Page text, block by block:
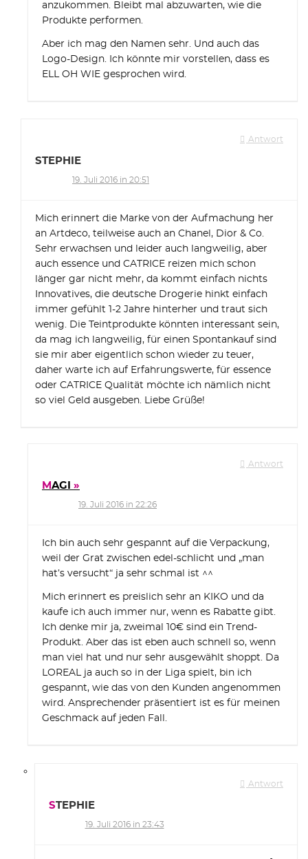
anzukommen. Bleibt mal abzuwarten, wie die
Produkte performen.
Aber ich mag den Namen sehr. Und auch das
Logo-Design. Ich könnte mir vorstellen, dass es
ELL OH WIE gesprochen wird.
Antwort
STEPHIE
19. Juli 2016 in 20:51
Mich erinnert die Marke von der Aufmachung her
an Artdeco, teilweise auch an Chanel, Dior & Co.
Sehr erwachsen und leider auch langweilig, aber
auch essence und CATRICE reizen mich schon
länger gar nicht mehr, da kommt einfach nichts
Innovatives, die deutsche Drogerie hinkt einfach
immer gefühlt 1-2 Jahre hinterher und traut sich
wenig. Die Teintprodukte könnten interessant sein,
da mag ich langweilig, für einen Spontankauf sind
sie mir aber eigentlich schon wieder zu teuer,
daher warte ich auf Erfahrungswerte, für essence
oder CATRICE Qualität möchte ich nämlich nicht
so viel Geld ausgeben. Liebe Grüße!
Antwort
MAGI
19. Juli 2016 in 22:26
Ich bin auch sehr gespannt auf die Verpackung,
weil der Grat zwischen edel-schlicht und „man
hat’s versucht“ ja sehr schmal ist ^^
Mich erinnert es preislich sehr an KIKO und da
kaufe ich auch immer nur, wenn es Rabatte gibt.
Ich denke mir ja, zweimal 10€ sind ein Trend-
Produkt. Aber das ist eben auch schnell so, wenn
man viel hat und nur sehr ausgewählt shoppt. Da
LOREAL ja auch so in der Liga spielt, bin ich
gespannt, wie das von den Kunden angenommen
wird. Ansprechender präsentiert ist es für meinen
Geschmack auf jeden Fall.
Antwort
STEPHIE
19. Juli 2016 in 23:43